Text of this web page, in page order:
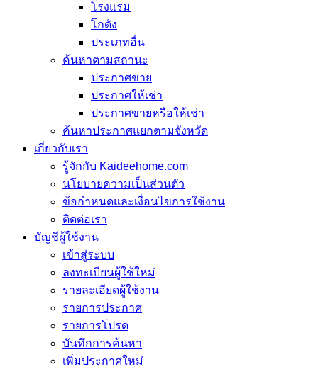
โรงแรม
โกดัง
ประเภทอื่น
ค้นหาตามสถานะ
ประกาศขาย
ประกาศให้เช่า
ประกาศขายหรือให้เช่า
ค้นหาประกาศแยกตามจังหวัด
เกี่ยวกับเรา
รู้จักกับ Kaideehome.com
นโยบายความเป็นส่วนตัว
ข้อกำหนดและเงื่อนไขการใช้งาน
ติดต่อเรา
บัญชีผู้ใช้งาน
เข้าสู่ระบบ
ลงทะเบียนผู้ใช้ใหม่
รายละเอียดผู้ใช้งาน
รายการประกาศ
รายการโปรด
บันทึกการค้นหา
เพิ่มประกาศใหม่